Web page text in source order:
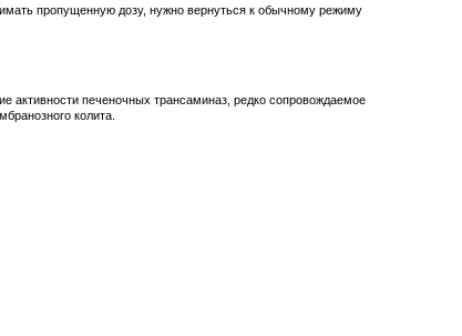
пропущенную дозу, нужно вернуться к обычному режиму
активности печеночных трансаминаз, редко сопровождаемое
колита.